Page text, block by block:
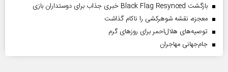
بازگشت Black Flag Resynced خبری جذاب برای دوستداران بازی
معجزه، نقشه شوهرکشی را ناکام گذاشت
توصیه‌های هلال‌احمر برای روز‌های گرم
جام‌جهانی مهاجران